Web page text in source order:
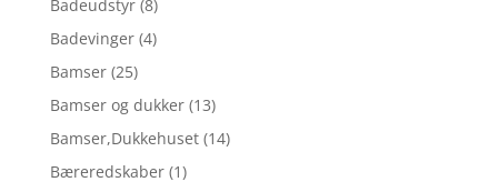
Badeudstyr (8)
Badevinger (4)
Bamser (25)
Bamser og dukker (13)
Bamser,Dukkehuset (14)
Bæreredskaber (1)